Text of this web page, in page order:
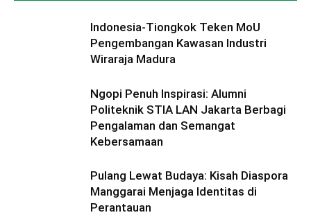
Indonesia-Tiongkok Teken MoU
Pengembangan Kawasan Industri
Wiraraja Madura
Ngopi Penuh Inspirasi: Alumni
Politeknik STIA LAN Jakarta Berbagi
Pengalaman dan Semangat
Kebersamaan
Pulang Lewat Budaya: Kisah Diaspora
Manggarai Menjaga Identitas di
Perantauan